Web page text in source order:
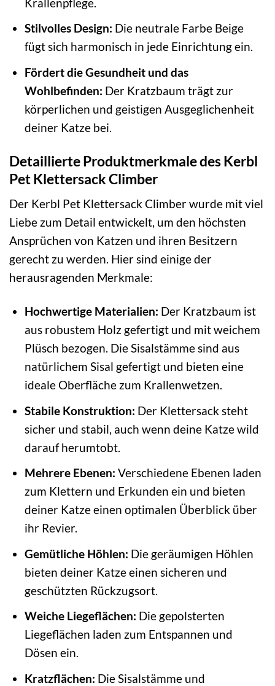
Stilvolles Design: Die neutrale Farbe Beige
fügt sich harmonisch in jede Einrichtung ein.
Fördert die Gesundheit und das
Wohlbefinden: Der Kratzbaum trägt zur
körperlichen und geistigen Ausgeglichenheit
deiner Katze bei.
Detaillierte Produktmerkmale des Kerbl
Pet Klettersack Climber
Der Kerbl Pet Klettersack Climber wurde mit viel
Liebe zum Detail entwickelt, um den höchsten
Ansprüchen von Katzen und ihren Besitzern
gerecht zu werden. Hier sind einige der
herausragenden Merkmale:
Hochwertige Materialien: Der Kratzbaum ist
aus robustem Holz gefertigt und mit weichem
Plüsch bezogen. Die Sisalstämme sind aus
natürlichem Sisal gefertigt und bieten eine
ideale Oberfläche zum Krallenwetzen.
Stabile Konstruktion: Der Klettersack steht
sicher und stabil, auch wenn deine Katze wild
darauf herumtobt.
Mehrere Ebenen: Verschiedene Ebenen laden
zum Klettern und Erkunden ein und bieten
deiner Katze einen optimalen Überblick über
ihr Revier.
Gemütliche Höhlen: Die geräumigen Höhlen
bieten deiner Katze einen sicheren und
geschützten Rückzugsort.
Weiche Liegeflächen: Die gepolsterten
Liegeflächen laden zum Entspannen und
Dösen ein.
Kratzflächen: Die Sisalstämme und